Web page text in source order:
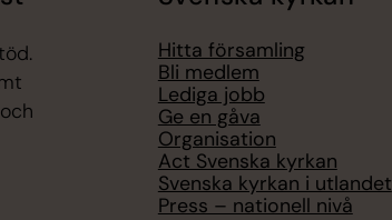
Hitta församling
Bli medlem
Lediga jobb
Ge en gåva
Organisation
Act Svenska kyrkan
Svenska kyrkan i utlandet
Press – nationell nivå